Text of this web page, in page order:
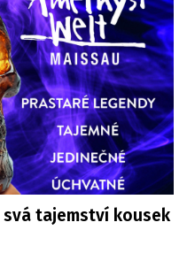
tajemství kousek